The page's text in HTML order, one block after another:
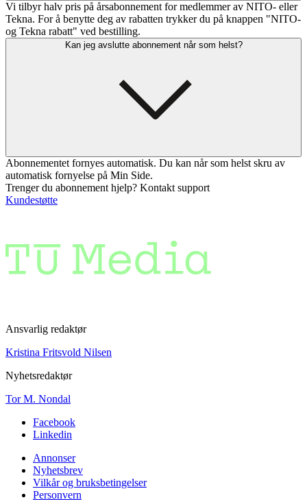
Vi tilbyr halv pris på årsabonnement for medlemmer av NITO- eller
Tekna. For å benytte deg av rabatten trykker du på knappen "NITO-
og Tekna rabatt" ved bestilling.
Kan jeg avslutte abonnement når som helst?
Abonnementet fornyes automatisk. Du kan når som helst skru av
automatisk fornyelse på Min Side.
Trenger du abonnement hjelp? Kontakt support
Kundestøtte
Ansvarlig redaktør
Kristina Fritsvold Nilsen
Nyhetsredaktør
Tor M. Nondal
Facebook
Linkedin
Annonser
Nyhetsbrev
Vilkår og bruksbetingelser
Personvern